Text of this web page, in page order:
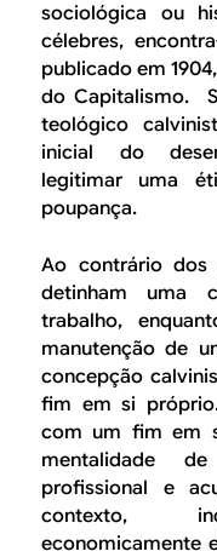
sociológica ou
célebres,
publicado em
do Capitalismo.
teológico
inicial do
legitimar uma
poupança.
Ao contrário dos
detinham uma
trabalho,
manutenção de
concepção
fim em si
com um fim em
mentalidade
profissional e
contexto,
economicamente